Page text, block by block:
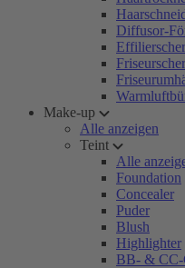
Diffusor-
Make-up
Alle anzeigen
Teint
Alle
Foundation
Concealer
Puder
Blush
Highlighter
BB- & CC-